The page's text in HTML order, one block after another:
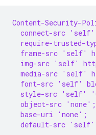
Content-Security-
connect-src
require-trusted-
frame-src 'self'
img-src 'self'
media-src 'self'
font-src 'self'
style-src 'self'
  object-src 'none';
  base-uri 'none';
default-src